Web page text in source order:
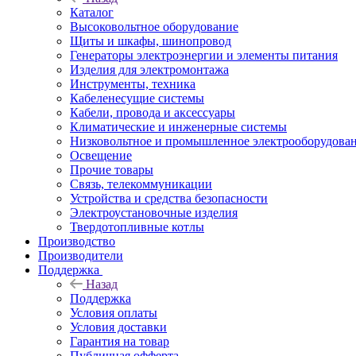
Каталог
Высоковольтное оборудование
Щиты и шкафы, шинопровод
Генераторы электроэнергии и элементы питания
Изделия для электромонтажа
Инструменты, техника
Кабеленесущие системы
Кабели, провода и аксессуары
Климатические и инженерные системы
Низковольтное и промышленное
Освещение
Прочие товары
Связь, телекоммуникации
Устройства и средства безопасности
Электроустановочные изделия
Твердотопливные котлы
Производство
Производители
Поддержка
Назад
Поддержка
Условия оплаты
Условия доставки
Гарантия на товар